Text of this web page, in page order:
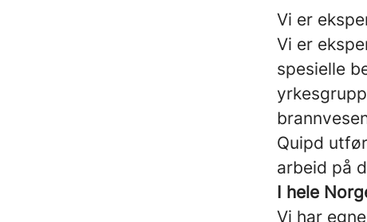
Vi er
Vi er
spesielle
Quipd
arbeid på
I hele
Vi har